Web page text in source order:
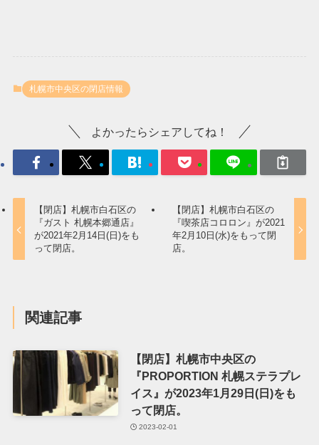
札幌市中央区の閉店情報
よかったらシェアしてね！
【閉店】札幌市白石区の
『ガスト 札幌本郷通店』
が2021年2月14日(日)をも
って閉店。
【閉店】札幌市白石区の
『喫茶店コロロン』が2021
年2月10日(水)をもって閉
店。
関連記事
【閉店】札幌市中央区の
『PROPORTION 札幌ステラプレ
イス』が2023年1月29日(日)をも
って閉店。
2023-02-01